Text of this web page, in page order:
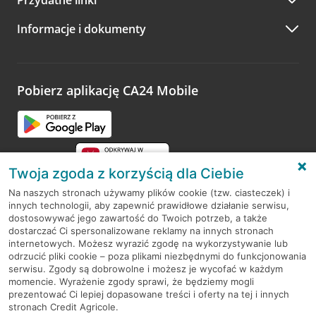
A po wizycie…
Zachęcamy do podzielenia się z nami opinią o wizycie.
opinie.
Informacje i dokumenty
Pobierz aplikację CA24 Mobile
RODO
Regulamin serwisu
Mapa serwisu
PolitykaCookies
Twoja zgoda z korzyścią dla Ciebie
Na naszych stronach używamy plików cookie (tzw. ciasteczek) i
innych technologii, aby zapewnić prawidłowe działanie serwisu,
dostosowywać jego zawartość do Twoich potrzeb, a także
dostarczać Ci spersonalizowane reklamy na innych stronach
internetowych. Możesz wyrazić zgodę na wykorzystywanie lub
odrzucić pliki cookie – poza plikami niezbędnymi do funkcjonowania
serwisu. Zgody są dobrowolne i możesz je wycofać w każdym
momencie. Wyrażenie zgody sprawi, że będziemy mogli
prezentować Ci lepiej dopasowane treści i oferty na tej i innych
stronach Credit Agricole.